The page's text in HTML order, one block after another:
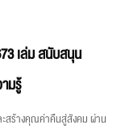
เล่ม สนับสนุน
มรู้
สร้างคุณค่าคืนสู่สังคม ผ่าน